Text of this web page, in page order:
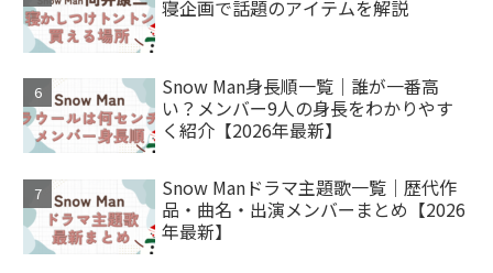
寝企画で話題のアイテムを解説
Snow Man身長順一覧｜誰が一番高
い？メンバー9人の身長をわかりやす
く紹介【2026年最新】
Snow Manドラマ主題歌一覧｜歴代作
品・曲名・出演メンバーまとめ【2026
年最新】